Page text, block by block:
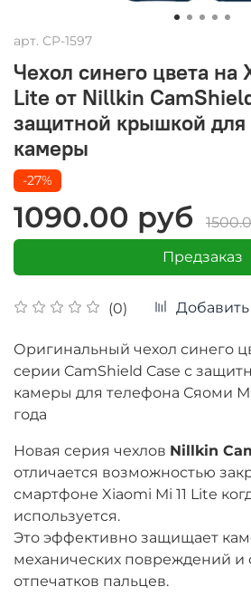
арт. CP-1597
Чехол синего цвета на
Lite от Nillkin
защитной крышкой для
камеры
(0)
-27%
1090.00 руб
Предзаказ
Оригинальный чехол синего
серии CamShield Case с
камеры для телефона Сяоми Ми
года
Новая серия чехлов Nillkin
отличается возможностью
смартфоне Xiaomi Mi 11 Lite
используется.
Это эффективно защищает
механических повреждений и
отпечатков пальцев.